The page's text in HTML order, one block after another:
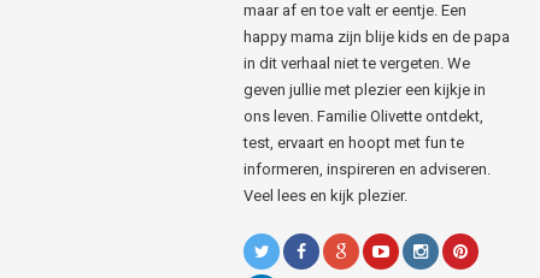
maar af en toe valt er eentje. Een
happy mama zijn blije kids en de papa
in dit verhaal niet te vergeten. We
geven jullie met plezier een kijkje in
ons leven. Familie Olivette ontdekt,
test, ervaart en hoopt met fun te
informeren, inspireren en adviseren.
Veel lees en kijk plezier.